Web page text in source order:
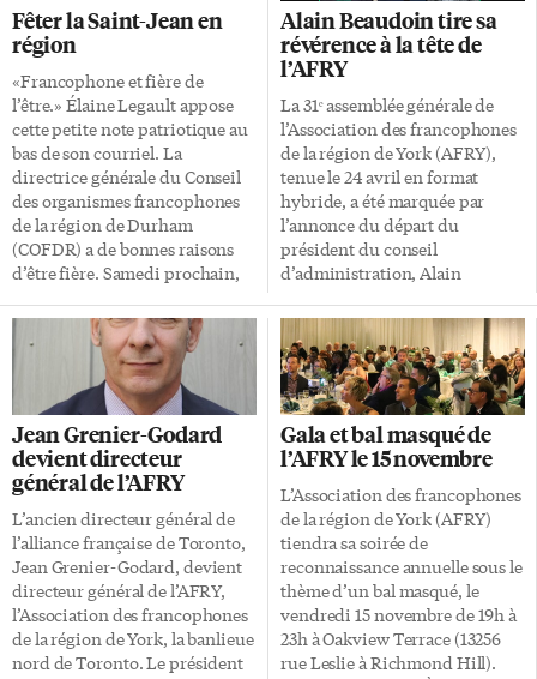
population francophone de la
grande région au nord de la 401
jusqu’au lac Simcoe. Vu le réel
potentiel de croissance de la
communauté francophone de
York et dans le but de mieux […]
population francophone de la
région de York est estimée à 8
825 (2006). Il faut cependant
noter que sur la connaissance
des deux langues officielles, 64
320 personnes indiquent les
connaître toutes les deux. En
outre, selon les données […]
Fêter la Saint-Jean en
région
«Francophone et fière de
l’être.» Élaine Legault appose
cette petite note patriotique au
bas de son courriel. La
directrice générale du Conseil
des organismes francophones
de la région de Durham
(COFDR) a de bonnes raisons
d’être fière. Samedi prochain,
elle à venir célébrer ensemble
leur francophonie dans de
nombreuses villes de la
province. Toronto n’a pas
l’apanage des grands
rassemblements. Dans les
régions situées à l’extérieur de
la métropole, chacun rivalise
d’inventivité et de créativité
pour proposer des fêtes dignes
de la Saint-Jean-Baptiste. À
Oshawa par exemple, les
Chevaliers de Colomb et le
COFDR, en […]
Alain Beaudoin tire sa
révérence à la tête de
l’AFRY
La 31ᵉ assemblée générale de
l’Association des francophones
de la région de York (AFRY),
tenue le 24 avril en format
hybride, a été marquée par
l’annonce du départ du
président du conseil
d’administration, Alain
années de dévouement au sein
de l’organisme. Plusieurs
leaders communautaires
d’organismes francophones
étaient présents pour souligner
son engagement. «Bien que ce
fût une fonction bénévole, je la
considère comme l’expérience
la plus enrichissante de toute
ma carrière», a-t-il confié avec
émotion. «À nos débuts, le
conseil d’administration était
de taille modeste. Cependant,
nous avons dû prendre des
décisions déterminantes, ce qui
Jean Grenier-Godard
devient directeur
général de l’AFRY
L’ancien directeur général de
l’alliance française de Toronto,
Jean Grenier-Godard, devient
directeur général de l’AFRY,
l’Association des francophones
de la région de York, la banlieue
nord de Toronto. Le président
Gala et bal masqué de
l’AFRY le 15 novembre
L’Association des francophones
de la région de York (AFRY)
tiendra sa soirée de
reconnaissance annuelle sous le
thème d’un bal masqué, le
vendredi 15 novembre de 19h à
23h à Oakview Terrace (13256
rue Leslie à Richmond Hill).